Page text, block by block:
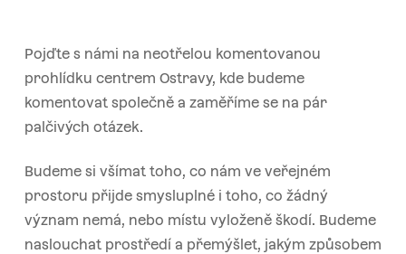
Pojďte s námi na neotřelou komentovanou
prohlídku centrem Ostravy, kde budeme
komentovat společně a zaměříme se na pár
palčivých otázek.
Budeme si všímat toho, co nám ve veřejném
prostoru přijde smysluplné i toho, co žádný
význam nemá, nebo místu vyloženě škodí. Budeme
naslouchat prostředí a přemýšlet, jakým způsobem